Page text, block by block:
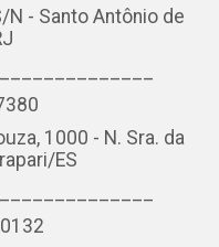
N - Santo Antônio de
1000 - N. Sra. da
ES